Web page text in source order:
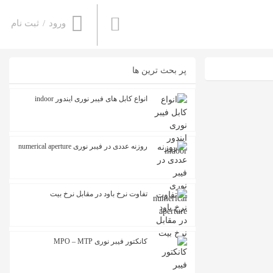
ورود / ثبت نام
پر بحث ترین ها
انواع کابل های فیبر نوری ایندور indoor
روزنه عددی در فیبر نوری numerical aperture
تفاوت نرخ باود در مقابل نرخ بیت
کانکتور فیبر نوری MPO – MTP